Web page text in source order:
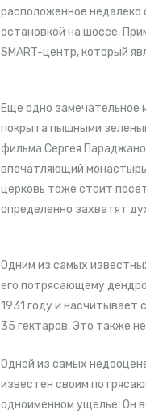
расположенное недалеко
остановкой на шоссе.
SMART-центр, который
Еще одно замечательное
покрыта пышными
фильма Сергея
впечатляющий
церковь тоже стоит
определенно захватят
Одним из самых
его потрясающему
1931 году и насчитывает
35 гектаров. Это также
Одной из самых
известен своим
одноименном ущелье. Он